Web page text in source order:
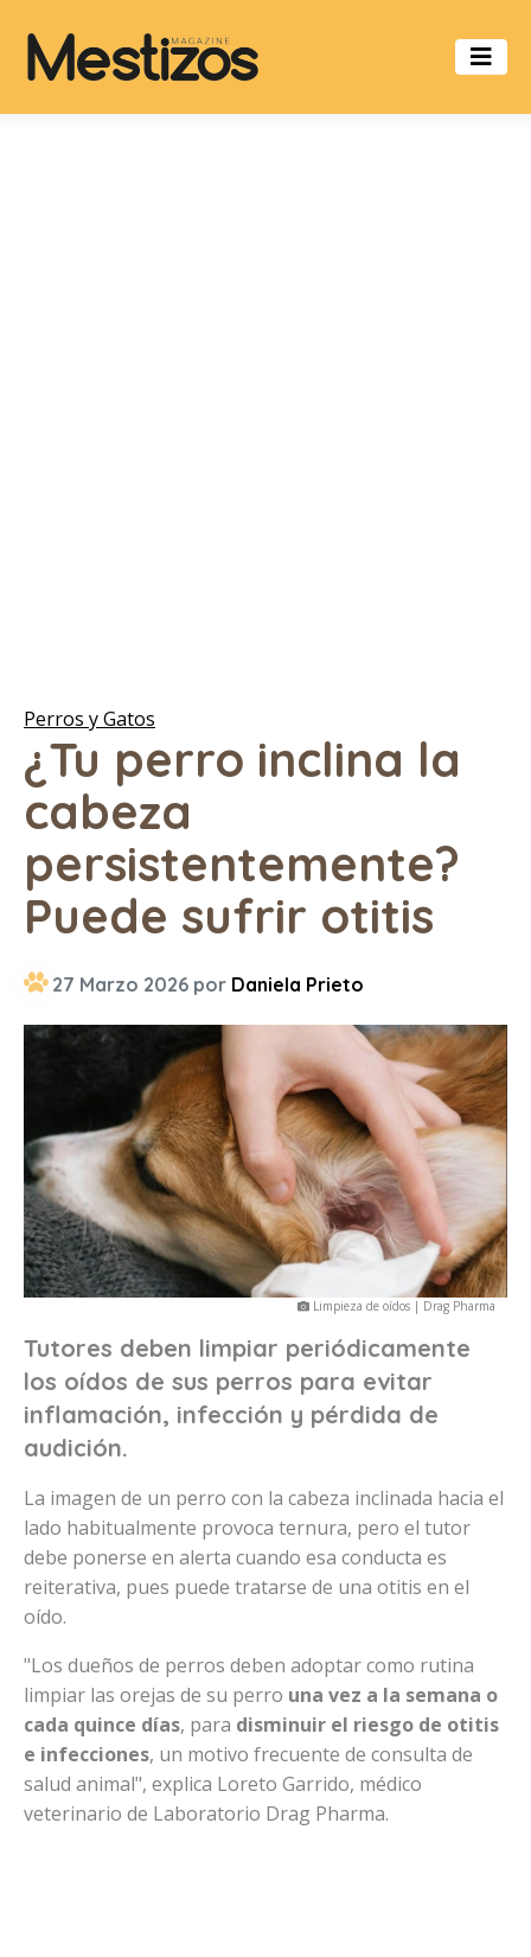
Perros y Gatos
¿Tu perro inclina la
cabeza
persistentemente?
Puede sufrir otitis
27 Marzo 2026 por Daniela Prieto
Limpieza de oídos | Drag Pharma
Tutores deben limpiar periódicamente
los oídos de sus perros para evitar
inflamación, infección y pérdida de
audición.
La imagen de un perro con la cabeza inclinada hacia el
lado habitualmente provoca ternura, pero el tutor
debe ponerse en alerta cuando esa conducta es
reiterativa, pues puede tratarse de una otitis en el
oído.
"Los dueños de perros deben adoptar como rutina
limpiar las orejas de su perro una vez a la semana o
cada quince días, para disminuir el riesgo de otitis
e infecciones, un motivo frecuente de consulta de
salud animal", explica Loreto Garrido, médico
veterinario de Laboratorio Drag Pharma.